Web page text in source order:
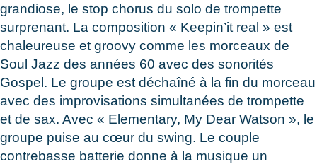
grandiose, le stop chorus du solo de trompette
surprenant. La composition « Keepin’it real » est
chaleureuse et groovy comme les morceaux de
Soul Jazz des années 60 avec des sonorités
Gospel. Le groupe est déchaîné à la fin du morceau
avec des improvisations simultanées de trompette
et de sax. Avec « Elementary, My Dear Watson », le
groupe puise au cœur du swing. Le couple
contrebasse batterie donne à la musique un